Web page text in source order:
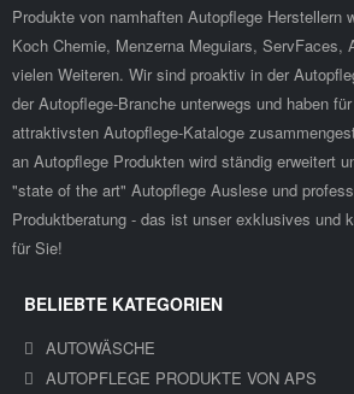
Produkte von namhaften Autopflege Herstellern
Koch Chemie, Menzerna Meguiars, ServFaces,
vielen Weiteren. Wir sind proaktiv in der
der Autopflege-Branche unterwegs und haben
attraktivsten Autopflege-Kataloge
an Autopflege Produkten wird ständig erweitert
"state of the art" Autopflege Auslese und
Produktberatung - das ist unser exklusives und
für Sie!
BELIEBTE KATEGORIEN
AUTOWÄSCHE
AUTOPFLEGE PRODUKTE VON APS